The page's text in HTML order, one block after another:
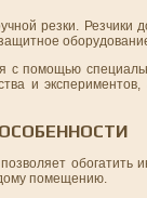
резки.
с помощью
и экспериментов,
обогатить
помещению.